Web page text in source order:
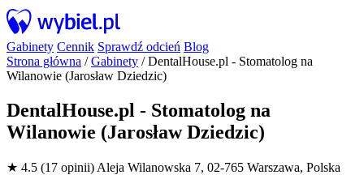
Gabinety Cennik Sprawdź odcień Blog
Strona główna /Gabinety /DentalHouse.pl - Stomatolog na
Wilanowie (Jarosław Dziedzic)
DentalHouse.pl - Stomatolog na
Wilanowie (Jarosław Dziedzic)
★ 4.5 (17 opinii) Aleja Wilanowska 7, 02-765 Warszawa, Polska